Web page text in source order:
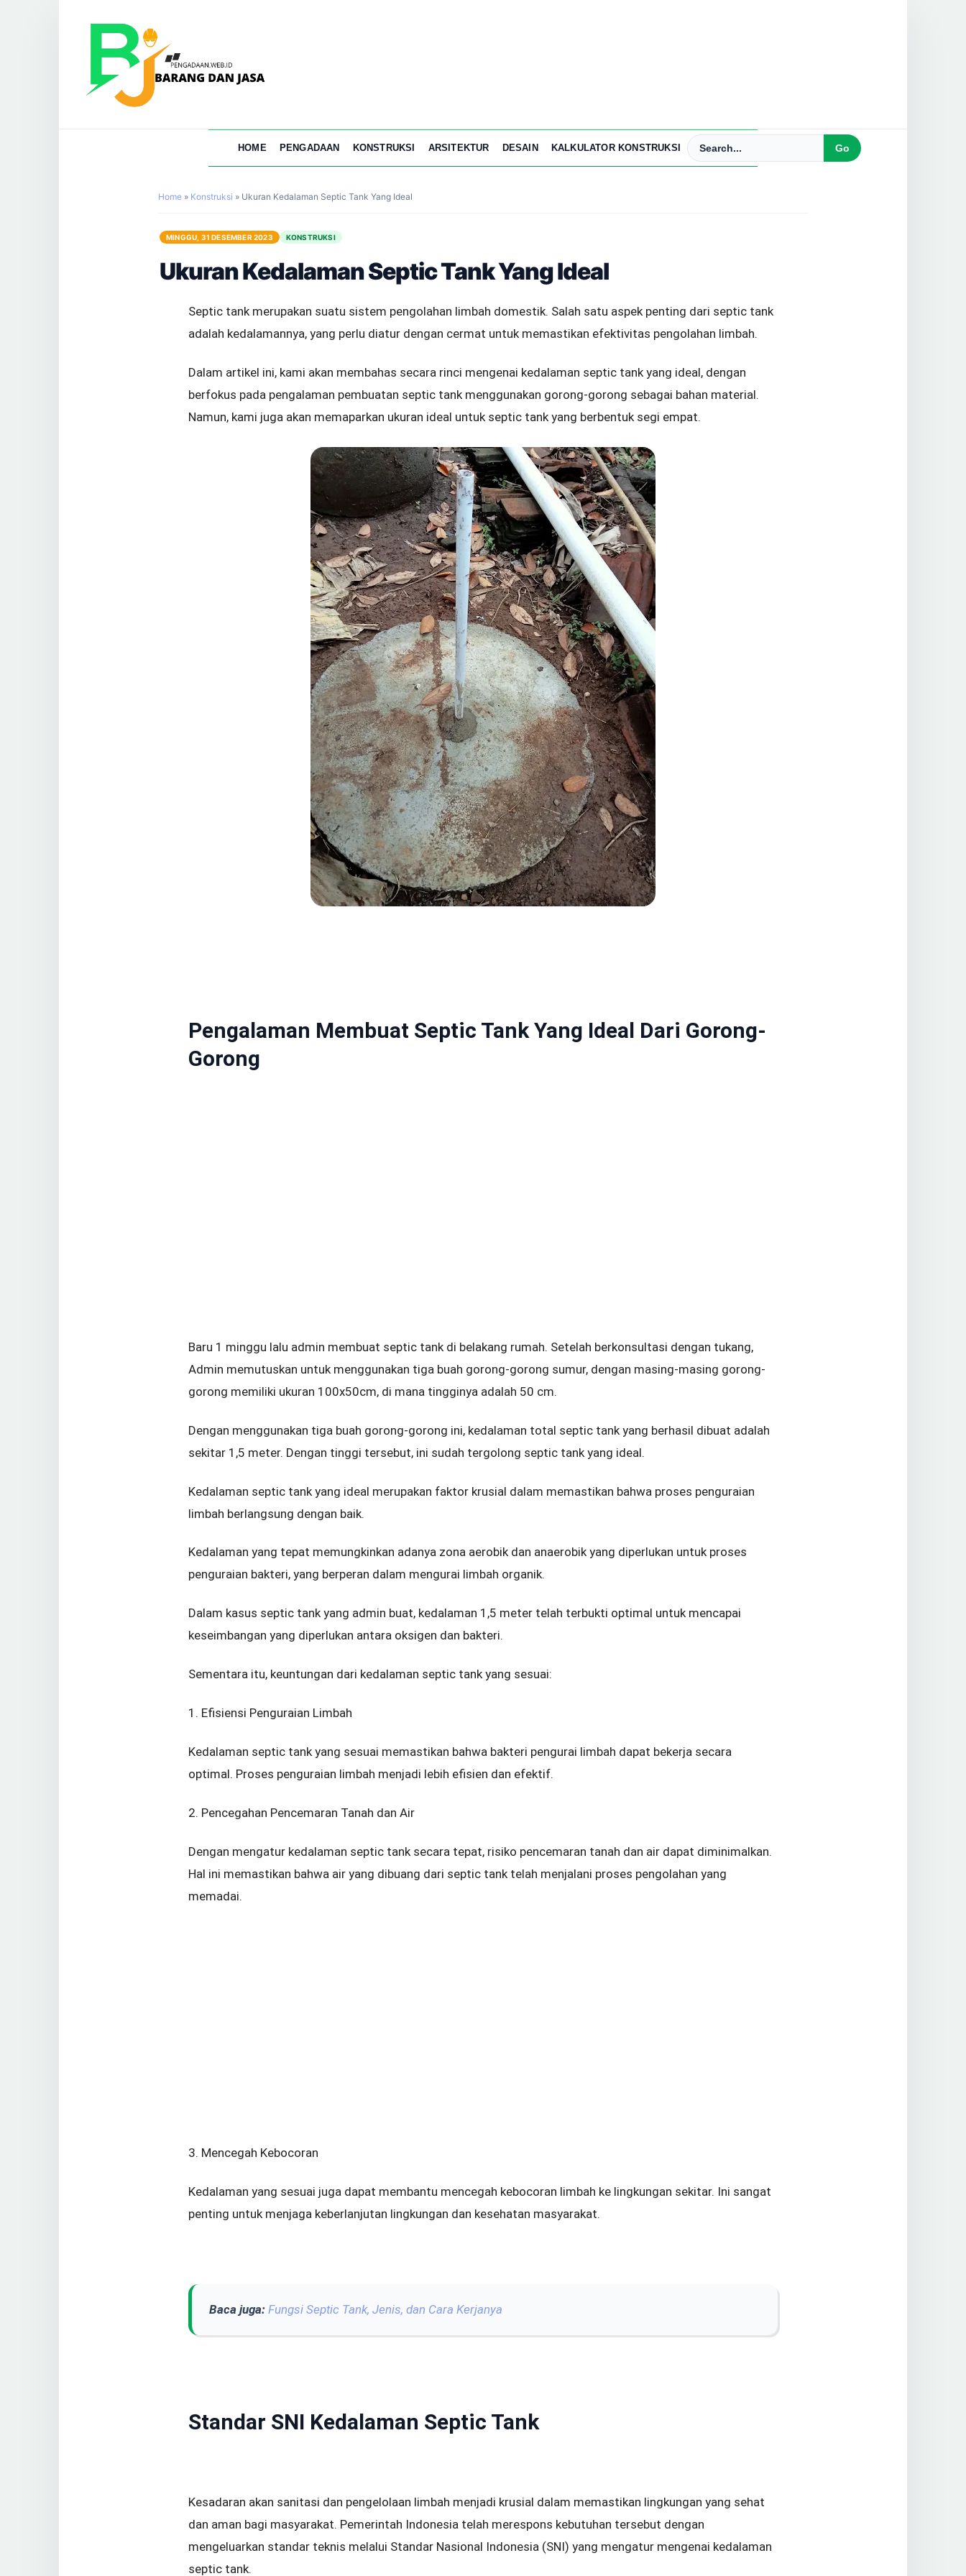
HOME PENGADAAN KONSTRUKSI ARSITEKTUR DESAIN KALKULATOR KONSTRUKSI
Home » Konstruksi » Ukuran Kedalaman Septic Tank Yang Ideal
MINGGU, 31 DESEMBER 2023 KONSTRUKSI
Ukuran Kedalaman Septic Tank Yang Ideal
Septic tank merupakan suatu sistem pengolahan limbah domestik. Salah satu aspek penting dari septic tank
adalah kedalamannya, yang perlu diatur dengan cermat untuk memastikan efektivitas pengolahan limbah.
Dalam artikel ini, kami akan membahas secara rinci mengenai kedalaman septic tank yang ideal, dengan
berfokus pada pengalaman pembuatan septic tank menggunakan gorong-gorong sebagai bahan material.
Namun, kami juga akan memaparkan ukuran ideal untuk septic tank yang berbentuk segi empat.
Pengalaman Membuat Septic Tank Yang Ideal Dari Gorong-
Gorong
Baru 1 minggu lalu admin membuat septic tank di belakang rumah. Setelah berkonsultasi dengan tukang,
Admin memutuskan untuk menggunakan tiga buah gorong-gorong sumur, dengan masing-masing gorong-
gorong memiliki ukuran 100x50cm, di mana tingginya adalah 50 cm.
Dengan menggunakan tiga buah gorong-gorong ini, kedalaman total septic tank yang berhasil dibuat adalah
sekitar 1,5 meter. Dengan tinggi tersebut, ini sudah tergolong septic tank yang ideal.
Kedalaman septic tank yang ideal merupakan faktor krusial dalam memastikan bahwa proses penguraian
limbah berlangsung dengan baik.
Kedalaman yang tepat memungkinkan adanya zona aerobik dan anaerobik yang diperlukan untuk proses
penguraian bakteri, yang berperan dalam mengurai limbah organik.
Dalam kasus septic tank yang admin buat, kedalaman 1,5 meter telah terbukti optimal untuk mencapai
keseimbangan yang diperlukan antara oksigen dan bakteri.
Sementara itu, keuntungan dari kedalaman septic tank yang sesuai:
1. Efisiensi Penguraian Limbah
Kedalaman septic tank yang sesuai memastikan bahwa bakteri pengurai limbah dapat bekerja secara
optimal. Proses penguraian limbah menjadi lebih efisien dan efektif.
2. Pencegahan Pencemaran Tanah dan Air
Dengan mengatur kedalaman septic tank secara tepat, risiko pencemaran tanah dan air dapat diminimalkan.
Hal ini memastikan bahwa air yang dibuang dari septic tank telah menjalani proses pengolahan yang
memadai.
3. Mencegah Kebocoran
Kedalaman yang sesuai juga dapat membantu mencegah kebocoran limbah ke lingkungan sekitar. Ini sangat
penting untuk menjaga keberlanjutan lingkungan dan kesehatan masyarakat.
Baca juga: Fungsi Septic Tank, Jenis, dan Cara Kerjanya
Standar SNI Kedalaman Septic Tank
Kesadaran akan sanitasi dan pengelolaan limbah menjadi krusial dalam memastikan lingkungan yang sehat
dan aman bagi masyarakat. Pemerintah Indonesia telah merespons kebutuhan tersebut dengan
mengeluarkan standar teknis melalui Standar Nasional Indonesia (SNI) yang mengatur mengenai kedalaman
septic tank.